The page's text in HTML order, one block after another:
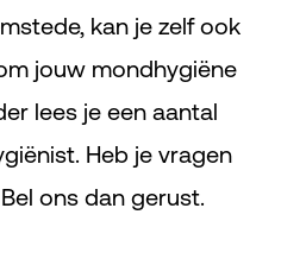
kan je zelf ook
jouw mondhygiëne
lees je een aantal
Heb je vragen
ons dan gerust.